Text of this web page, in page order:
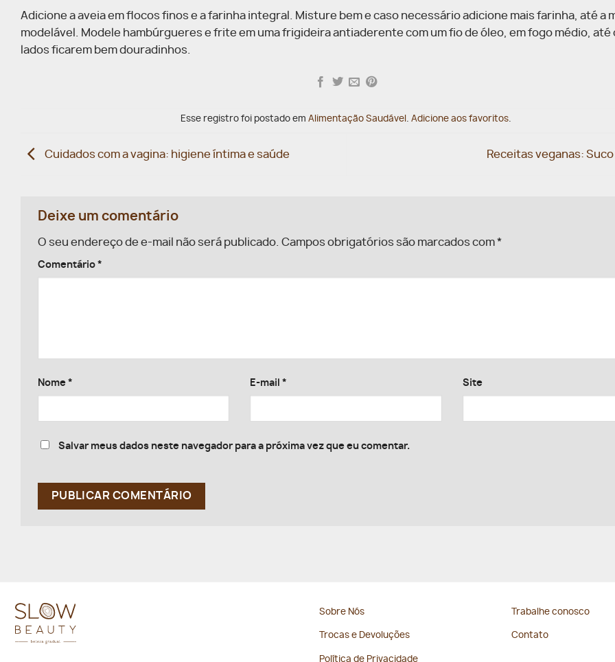
Adicione a aveia em flocos finos e a farinha integral. Misture bem e caso necessário adicione mais farinha, até a
modelável. Modele hambúrgueres e frite em uma frigideira antiaderente com um fio de óleo, em fogo médio, até
lados ficarem bem douradinhos.
Esse registro foi postado em Alimentação Saudável . Adicione aos favoritos.
Cuidados com a vagina: higiene íntima e saúde Receitas veganas:
Deixe um comentário
O seu endereço de e-mail não será publicado. Campos obrigatórios são marcados com*
Comentário *
Nome * E-mail* Site
Salvar meus dados neste navegador para a próxima vez que eu comentar.
Sobre Nós
Trocas e Devoluções
Política de Privacidade
Trabalhe conosco
Contato